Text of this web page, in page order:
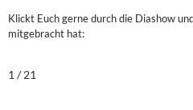
Klickt Euch gerne durch die Diashow
mitgebracht hat:
1 / 21